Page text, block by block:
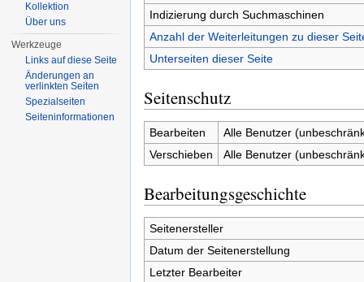
Indizierung durch Suchmaschinen
Anzahl der Weiterleitungen zu dieser
Unterseiten dieser Seite
Seitenschutz
Bearbeiten
Alle Benutzer
Verschieben
Alle Benutzer
Bearbeitungsgeschichte
Seitenersteller
Datum der Seitenerstellung
Letzter Bearbeiter
Kollektion
Über uns
Werkzeuge
Links auf diese Seite
Änderungen an
verlinkten Seiten
Spezialseiten
Seiten­informationen